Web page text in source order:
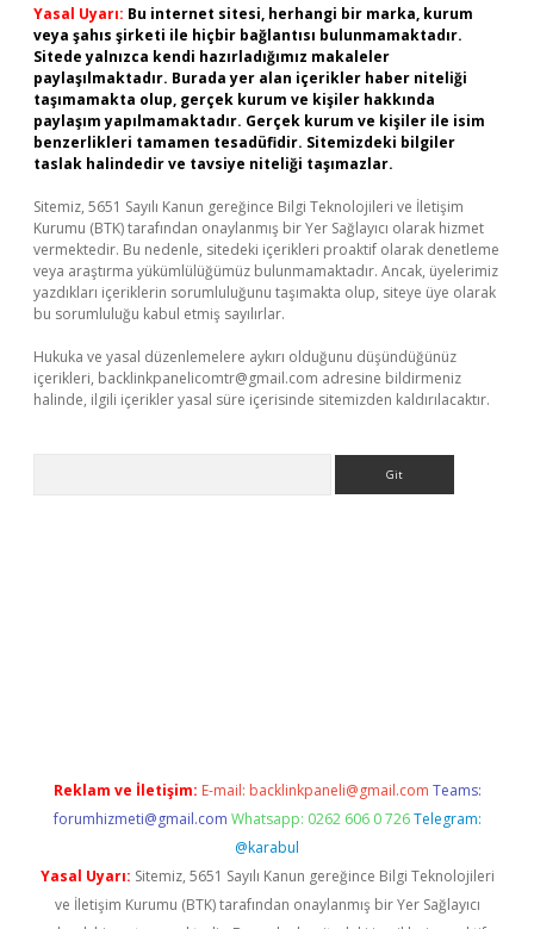
Yasal Uyarı: Bu internet sitesi, herhangi bir marka, kurum
veya şahıs şirketi ile hiçbir bağlantısı bulunmamaktadır.
Sitede yalnızca kendi hazırladığımız makaleler
paylaşılmaktadır. Burada yer alan içerikler haber niteliği
taşımamakta olup, gerçek kurum ve kişiler hakkında
paylaşım yapılmamaktadır. Gerçek kurum ve kişiler ile isim
benzerlikleri tamamen tesadüfidir. Sitemizdeki bilgiler
taslak halindedir ve tavsiye niteliği taşımazlar.
Sitemiz, 5651 Sayılı Kanun gereğince Bilgi Teknolojileri ve İletişim
Kurumu (BTK) tarafından onaylanmış bir Yer Sağlayıcı olarak hizmet
vermektedir. Bu nedenle, sitedeki içerikleri proaktif olarak denetleme
veya araştırma yükümlülüğümüz bulunmamaktadır. Ancak, üyelerimiz
yazdıkları içeriklerin sorumluluğunu taşımakta olup, siteye üye olarak
bu sorumluluğu kabul etmiş sayılırlar.
Hukuka ve yasal düzenlemelere aykırı olduğunu düşündüğünüz
içerikleri, backlinkpanelicomtr@gmail.com adresine bildirmeniz
halinde, ilgili içerikler yasal süre içerisinde sitemizden kaldırılacaktır.
Reklam ve İletişim: E-mail: backlinkpaneli@gmail.com Teams:
forumhizmeti@gmail.com Whatsapp: 0262 606 0 726 Telegram:
@karabul
Yasal Uyarı: Sitemiz, 5651 Sayılı Kanun gereğince Bilgi Teknolojileri
ve İletişim Kurumu (BTK) tarafından onaylanmış bir Yer Sağlayıcı